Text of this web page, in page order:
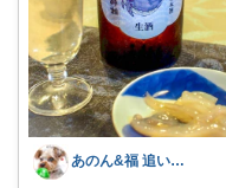
あのん&福 追いつけない次回待っててね